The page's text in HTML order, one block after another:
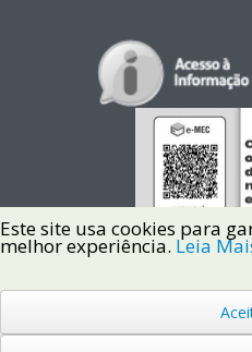
Copyright © 2022 Instituto
Todos os
Este site usa cookies para
melhor experiência. Leia